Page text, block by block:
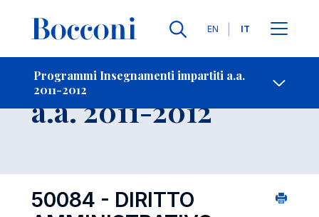
Lingue
EN IT
Programmi Insegnamenti impartiti a.a.
2011-2012
-
Insegnamento
a.a. 2011-2012
50084 - DIRITTO